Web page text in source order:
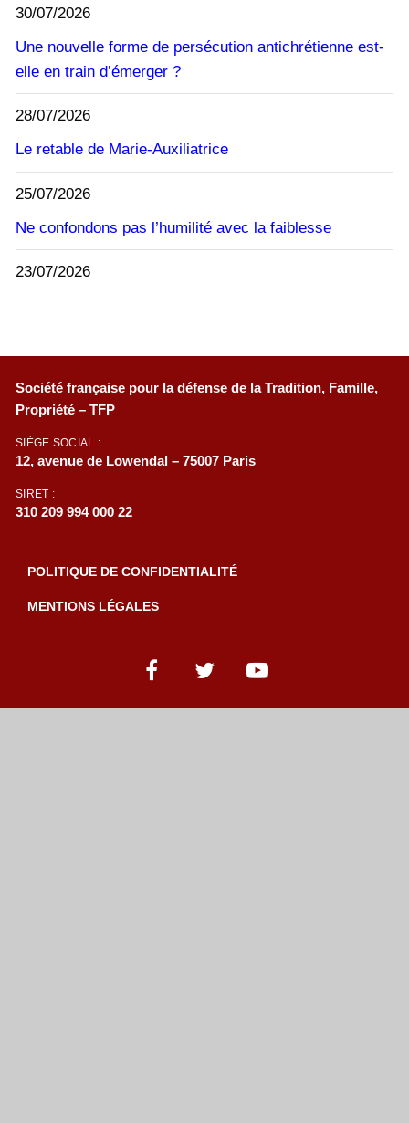
30/07/2026
Une nouvelle forme de persécution antichrétienne est-
elle en train d’émerger ?
28/07/2026
Le retable de Marie-Auxiliatrice
25/07/2026
Ne confondons pas l’humilité avec la faiblesse
23/07/2026
Société française pour la défense de la Tradition, Famille,
Propriété – TFP
SIÈGE SOCIAL :
12, avenue de Lowendal – 75007 Paris
SIRET :
310 209 994 000 22
POLITIQUE DE CONFIDENTIALITÉ
MENTIONS LÉGALES